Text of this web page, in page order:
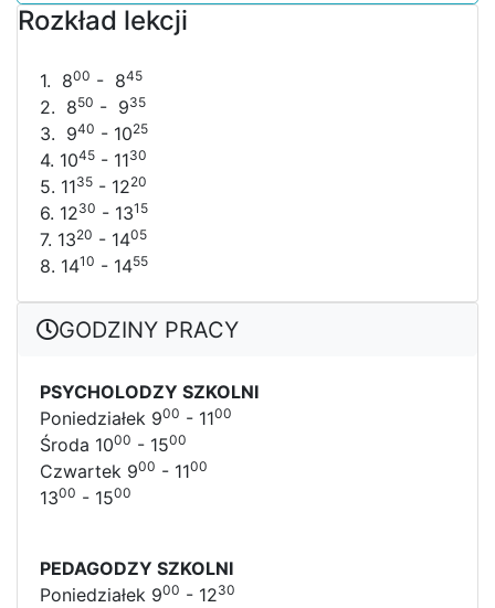
Rozkład lekcji
1. 800 - 845
2. 850 - 935
3. 940 - 1025
4. 1045 - 1130
5. 1135 - 1220
6. 1230 - 1315
7. 1320 - 1405
8. 1410 - 1455
GODZINY PRACY
PSYCHOLODZY SZKOLNI
Poniedziałek 900 - 1100
Środa 1000 - 1500
Czwartek 900 - 1100
1300 - 1500
PEDAGODZY SZKOLNI
Poniedziałek 900 - 1230